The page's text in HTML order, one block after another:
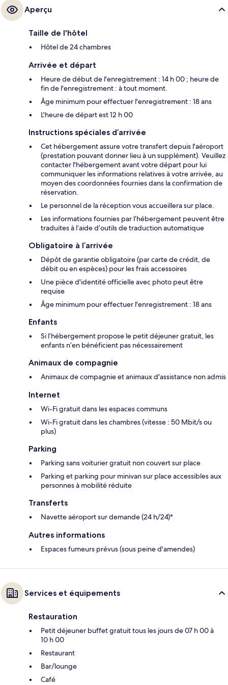
Aperçu
Taille de l'hôtel
Hôtel de 24 chambres
Arrivée et départ
Heure de début de l'enregistrement : 14 h 00 ; heure de
fin de l'enregistrement : à tout moment.
Âge minimum pour effectuer l'enregistrement : 18 ans
L'heure de départ est 12 h 00
Instructions spéciales d’arrivée
Cet hébergement assure votre transfert depuis l'aéroport
(prestation pouvant donner lieu à un supplément). Veuillez
contacter l'hébergement avant votre départ pour lui
communiquer les informations relatives à votre arrivée, au
moyen des coordonnées fournies dans la confirmation de
réservation.
Le personnel de la réception vous accueillera sur place.
Les informations fournies par l’hébergement peuvent être
traduites à l’aide d’outils de traduction automatique
Obligatoire à l’arrivée
Dépôt de garantie obligatoire (par carte de crédit, de
débit ou en espèces) pour les frais accessoires
Une pièce d'identité officielle avec photo peut être
requise
Âge minimum pour effectuer l'enregistrement : 18 ans
Enfants
Si l’hébergement propose le petit déjeuner gratuit, les
enfants n’en bénéficient pas nécessairement
Animaux de compagnie
Animaux de compagnie et animaux d'assistance non admis
Internet
Wi-Fi gratuit dans les espaces communs
Wi-Fi gratuit dans les chambres (vitesse : 50 Mbit/s ou
plus)
Parking
Parking sans voiturier gratuit non couvert sur place
Parking et parking pour minivan sur place accessibles aux
personnes à mobilité réduite
Transferts
Navette aéroport sur demande (24 h/24)*
Autres informations
Espaces fumeurs prévus (sous peine d'amendes)
Services et équipements
Restauration
Petit déjeuner buffet gratuit tous les jours de 07 h 00 à
10 h 00
Restaurant
Bar/lounge
Café